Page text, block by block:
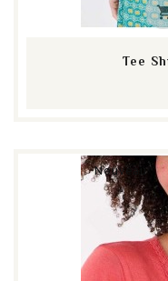
Tee
Nouveau